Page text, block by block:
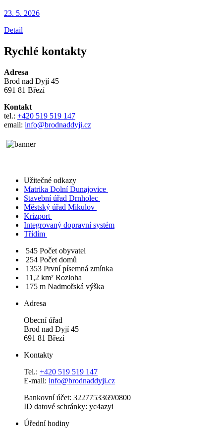
23. 5. 2026
Detail
Rychlé kontakty
Adresa
Brod nad Dyjí 45
691 81 Březí
Kontakt
tel.: +420 519 519 147
email: info@brodnaddyji.cz
Užitečné odkazy
Matrika Dolní Dunajovice
Stavební úřad Drnholec
Městský úřad Mikulov
Krizport
Integrovaný dopravní systém
Třídím
545 Počet obyvatel
254 Počet domů
1353 První písemná zmínka
11,2 km² Rozloha
175 m Nadmořská výška
Adresa
Obecní úřad
Brod nad Dyjí 45
691 81 Březí
Kontakty
Tel.: +420 519 519 147
E-mail: info@brodnaddyji.cz
Bankovní účet: 3227753369/0800
ID datové schránky: yc4azyi
Úřední hodiny